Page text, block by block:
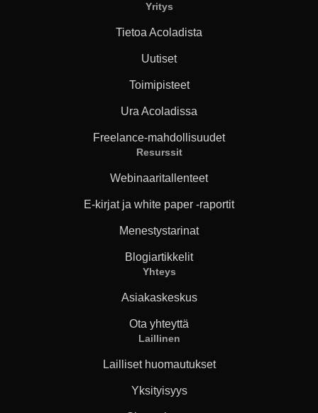
Yritys
Tietoa Acoladista
Uutiset
Toimipisteet
Ura Acoladissa
Freelance-mahdollisuudet
Resurssit
Webinaaritallenteet
E-kirjat ja white paper -raportit
Menestystarinat
Blogiartikkelit
Yhteys
Asiakaskeskus
Ota yhteyttä
Laillinen
Lailliset huomautukset
Yksityisyys